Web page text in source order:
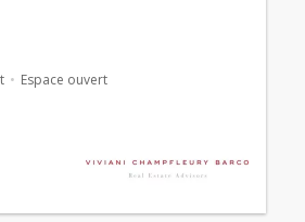
Espace ouvert